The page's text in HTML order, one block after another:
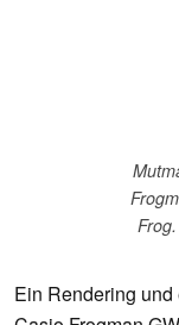
Ein Rendering